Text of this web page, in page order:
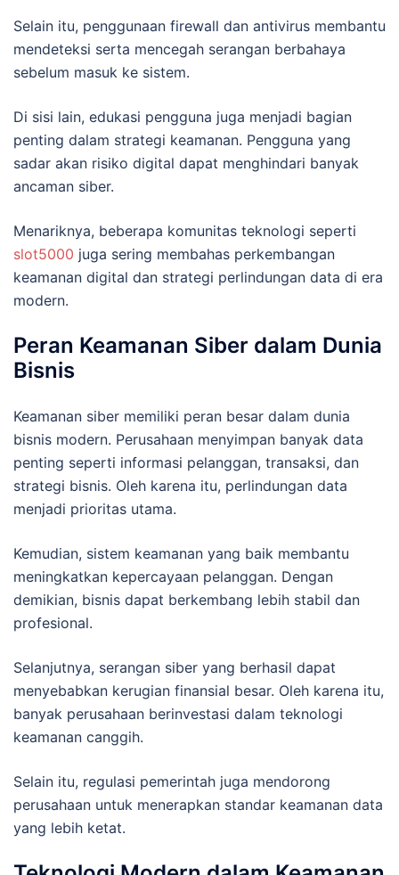
Selain itu, penggunaan firewall dan antivirus membantu
mendeteksi serta mencegah serangan berbahaya
sebelum masuk ke sistem.
Di sisi lain, edukasi pengguna juga menjadi bagian
penting dalam strategi keamanan. Pengguna yang
sadar akan risiko digital dapat menghindari banyak
ancaman siber.
Menariknya, beberapa komunitas teknologi seperti
slot5000 juga sering membahas perkembangan
keamanan digital dan strategi perlindungan data di era
modern.
Peran Keamanan Siber dalam Dunia
Bisnis
Keamanan siber memiliki peran besar dalam dunia
bisnis modern. Perusahaan menyimpan banyak data
penting seperti informasi pelanggan, transaksi, dan
strategi bisnis. Oleh karena itu, perlindungan data
menjadi prioritas utama.
Kemudian, sistem keamanan yang baik membantu
meningkatkan kepercayaan pelanggan. Dengan
demikian, bisnis dapat berkembang lebih stabil dan
profesional.
Selanjutnya, serangan siber yang berhasil dapat
menyebabkan kerugian finansial besar. Oleh karena itu,
banyak perusahaan berinvestasi dalam teknologi
keamanan canggih.
Selain itu, regulasi pemerintah juga mendorong
perusahaan untuk menerapkan standar keamanan data
yang lebih ketat.